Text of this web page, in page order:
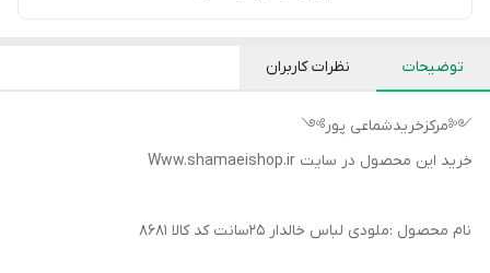
توضیحات نظرات کاربران
༺مرکزخریدشماعی پور༻
خرید این محصول در سایت Www.shamaeishop.ir
نام محصول :ملودی لباس خالدار ۲۵سانت کد کالا ۸۶۸۱